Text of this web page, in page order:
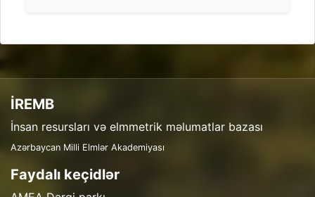
İREMB
İnsan resursları və elmmetrik məlumatlar bazası
Azərbaycan Milli Elmlər Akademiyası
Faydalı keçidlər